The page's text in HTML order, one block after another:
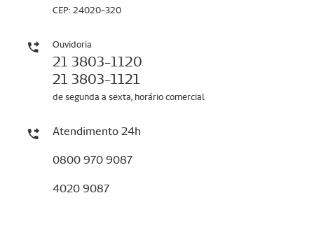
CEP: 24020-320
Ouvidoria
21 3803-1120
21 3803-1121
de segunda a sexta, horário comercial
Atendimento 24h
0800 970 9087
4020 9087